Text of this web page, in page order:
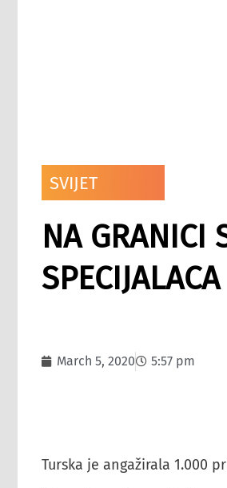
SVIJET
NA GRANICI
SPECIJALACA
March 5, 2020 5:57 pm
Turska je angažirala 1.000